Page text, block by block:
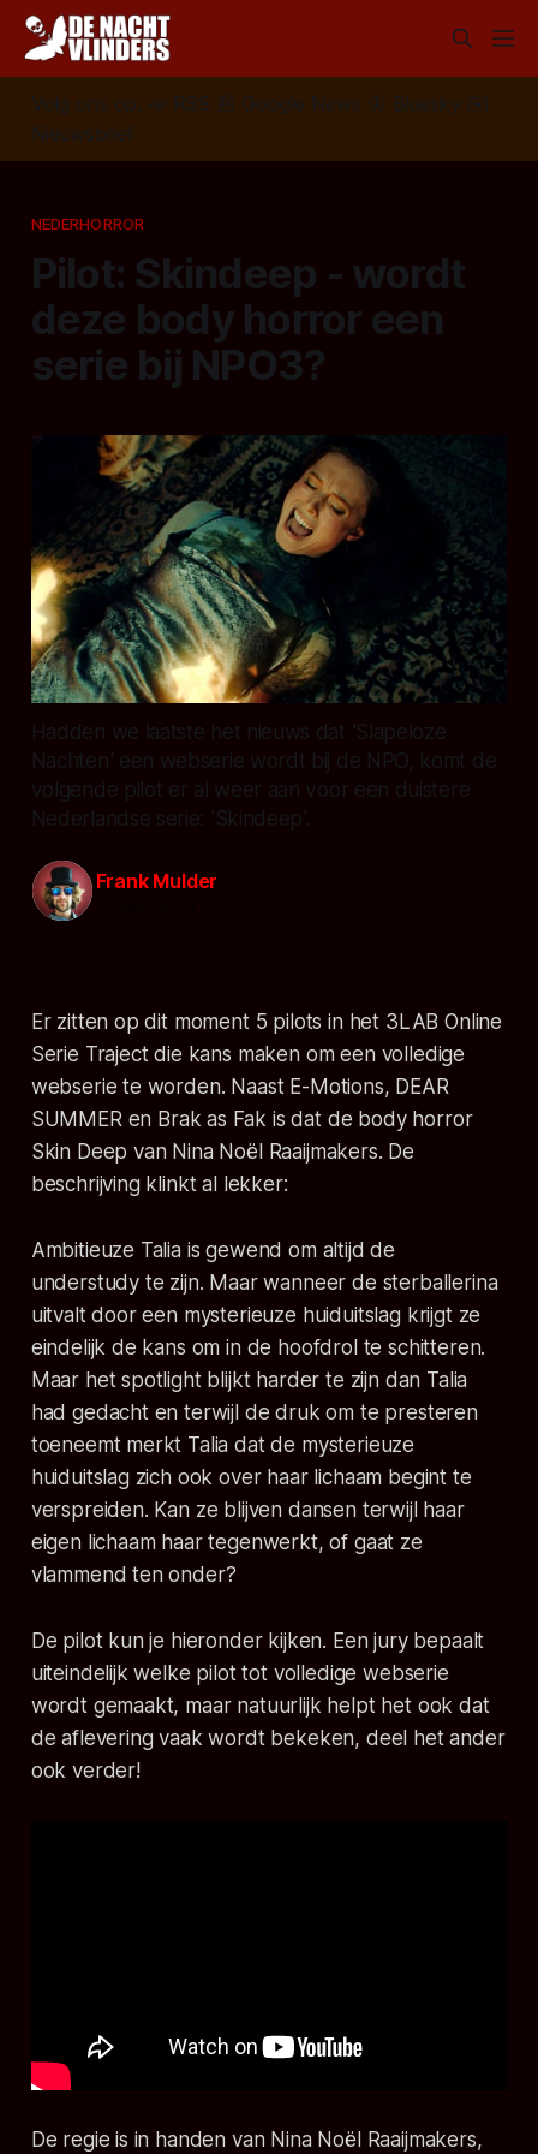
Volg ons op: 📣 RSS 📰 Google News 🦋 Bluesky
✉️
Nieuwsbrief
NEDERHORROR
Pilot: Skindeep - wordt
deze body horror een
serie bij NPO3?
Hadden we laatste het nieuws dat 'Slapeloze
Nachten' een webserie wordt bij de NPO, komt de
volgende pilot er al weer aan voor een duistere
Nederlandse serie: 'Skindeep'.
Frank Mulder
Er zitten op dit moment 5 pilots in het 3LAB Online
Serie Traject die kans maken om een volledige
webserie te worden. Naast E-Motions, DEAR
SUMMERen Brak as Fak is dat de body horror
Skin Deep van Nina Noël Raaijmakers. De
beschrijving klinkt al lekker:
Ambitieuze Talia is gewend om altijd de
understudy te zijn. Maar wanneer de sterballerina
uitvalt door een mysterieuze huiduitslag krijgt ze
eindelijk de kans om in de hoofdrol te schitteren.
Maar het spotlight blijkt harder te zijn dan Talia
had gedacht en terwijl de druk om te presteren
toeneemt merkt Talia dat de mysterieuze
huiduitslag zich ook over haar lichaam begint te
verspreiden. Kan ze blijven dansen terwijl haar
eigen lichaam haar tegenwerkt, of gaat ze
vlammend ten onder?
De pilot kun je hieronder kijken. Een jury bepaalt
uiteindelijk welke pilot tot volledige webserie
wordt gemaakt, maar natuurlijk helpt het ook dat
de aflevering vaak wordt bekeken, deel het ander
ook verder!
De regie is in handen van Nina Noël Raaijmakers,